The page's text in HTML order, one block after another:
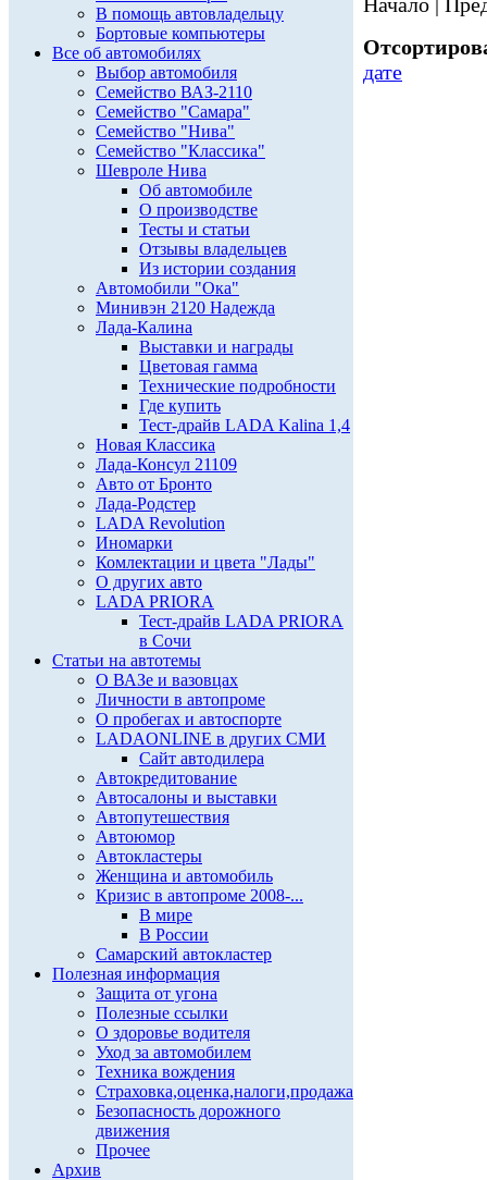
В помощь автовладельцу
Бортовые компьютеры
Все об автомобилях
Выбор автомобиля
Семейство ВАЗ-2110
Семейство "Самара"
Семейство "Нива"
Семейство "Классика"
Шевроле Нива
Об автомобиле
О производстве
Тесты и статьи
Отзывы владельцев
Из истории создания
Автомобили "Ока"
Минивэн 2120 Надежда
Лада-Калина
Выставки и награды
Цветовая гамма
Технические подробности
Где купить
Тест-драйв LADA Kalina 1,4
Новая Классика
Лада-Консул 21109
Авто от Бронто
Лада-Родстер
LADA Revolution
Иномарки
Комлектации и цвета "Лады"
О других авто
LADA PRIORA
Тест-драйв LADA PRIORA
в Сочи
Статьи на автотемы
О ВАЗе и вазовцах
Личности в автопроме
О пробегах и автоспорте
LADAONLINE в других СМИ
Сайт автодилера
Автокредитование
Автосалоны и выставки
Автопутешествия
Автоюмор
Автокластеры
Женщина и автомобиль
Кризис в автопроме 2008-...
В мире
В России
Самарский автокластер
Полезная информация
Защита от угона
Полезные ссылки
О здоровье водителя
Уход за автомобилем
Техника вождения
Страховка,оценка,налоги,продажа
Безопасность дорожного
движения
Прочее
Архив
дате